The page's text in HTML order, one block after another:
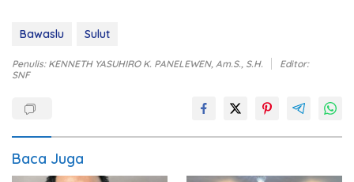
Bawaslu Sulut
Penulis: KENNETH YASUHIRO K. PANELEWEN, Am.S., S.H.
Editor:
SNF
Baca Juga